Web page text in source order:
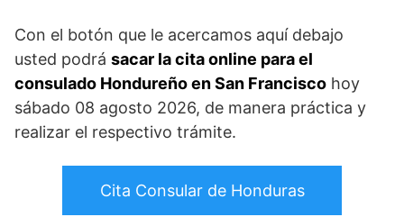
Con el botón que le acercamos aquí debajo
usted podrá sacar la cita online para el
consulado Hondureño en San Francisco hoy
sábado 08 agosto 2026, de manera práctica y
realizar el respectivo trámite.
Cita Consular de Honduras